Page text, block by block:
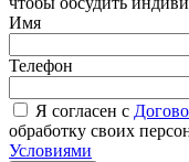
Имя
Телефон
Я согласен с
обработку своих
Условиями